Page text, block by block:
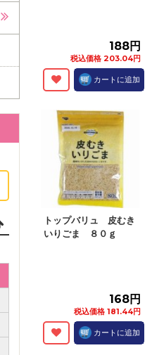
188円
税込価格 203.04円
カートに追加
トップバリュ 皮むき
いりごま ８０ｇ
168円
税込価格 181.44円
カートに追加